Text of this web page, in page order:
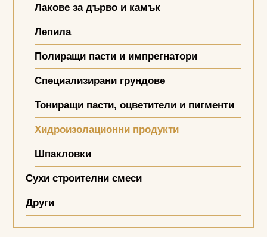
Лакове за дърво и камък
Лепила
Полиращи пасти и импрегнатори
Специализирани грундове
Тониращи пасти, оцветители и пигменти
Хидроизолационни продукти
Шпакловки
Сухи строителни смеси
Други